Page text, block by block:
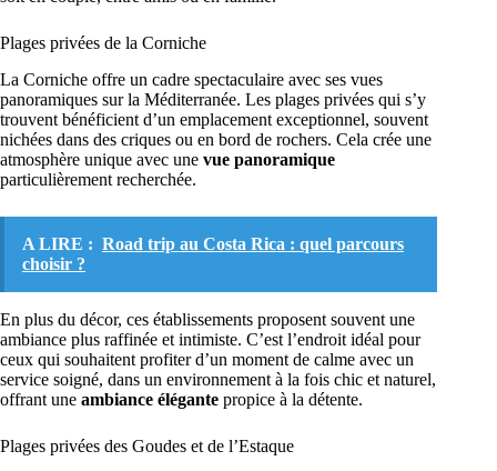
Plages privées de la Corniche
La Corniche offre un cadre spectaculaire avec ses vues
panoramiques sur la Méditerranée. Les plages privées qui s’y
trouvent bénéficient d’un emplacement exceptionnel, souvent
nichées dans des criques ou en bord de rochers. Cela crée une
atmosphère unique avec une vue panoramique
particulièrement recherchée.
A LIRE : Road trip au Costa Rica : quel parcours
choisir ?
En plus du décor, ces établissements proposent souvent une
ambiance plus raffinée et intimiste. C’est l’endroit idéal pour
ceux qui souhaitent profiter d’un moment de calme avec un
service soigné, dans un environnement à la fois chic et naturel,
offrant une ambiance élégante propice à la détente.
Plages privées des Goudes et de l’Estaque